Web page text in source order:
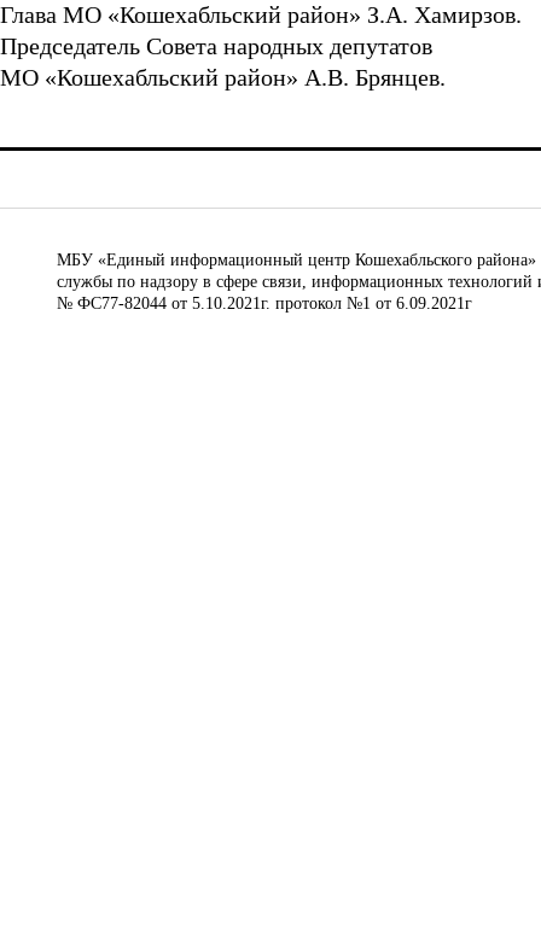
Глава МО «Кошехабльский район» З.А. Хамирзов.
Председатель Совета народных депутатов
МО «Кошехабльский район» А.В. Брянцев.
МБУ «Единый информационный центр Кошехабльского района»
службы по надзору в сфере связи, информационных
№ ФС77-82044 от 5.10.2021г. протокол №1 от 6.09.2021г